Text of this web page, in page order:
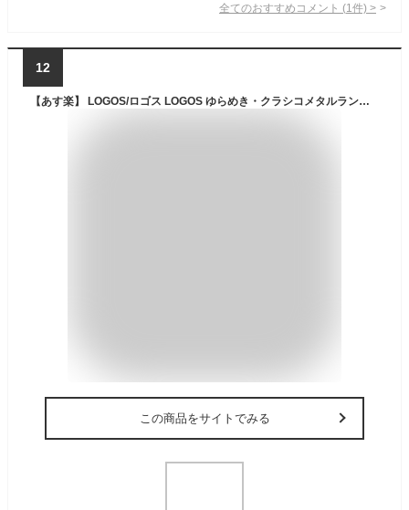
全てのおすすめコメント (1 件) >
12
【あす楽】 LOGOS/ロゴス LOGOS ゆらめき・クラシコメタルランタン 充電式LEDランタン ランプのようなクラシカルな雰囲気を持つ蓄電式ランタン ゆらめきモード搭載でロウソクの灯りのような雰囲気にも ハンドル搭載で吊り下げも可能 電球色で暖かい色【送料無料】【P変】
この商品をサイトでみる